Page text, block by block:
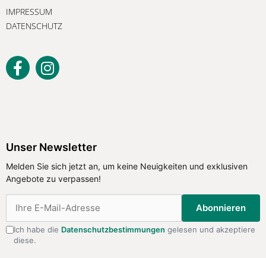
IMPRESSUM
DATENSCHUTZ
Unser Newsletter
Melden Sie sich jetzt an, um keine Neuigkeiten und exklusiven
Angebote zu verpassen!
Abonnieren
Ich habe die Datenschutzbestimmungen gelesen und akzeptiere
diese.